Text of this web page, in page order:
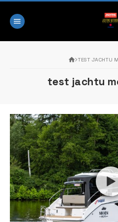
TEST JACHTU
test jachtu